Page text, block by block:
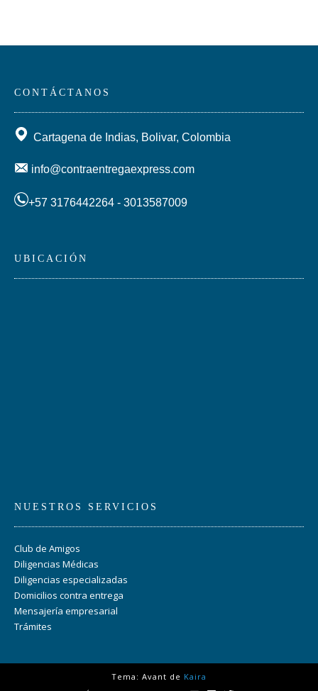
CONTÁCTANOS
Cartagena de Indias, Bolivar, Colombia
info@contraentregaexpress.com
+57 3176442264 - 3013587009
UBICACIÓN
NUESTROS SERVICIOS
Club de Amigos
Diligencias Médicas
Diligencias especializadas
Domicilios contra entrega
Mensajería empresarial
Trámites
Tema: Avant de Kaira